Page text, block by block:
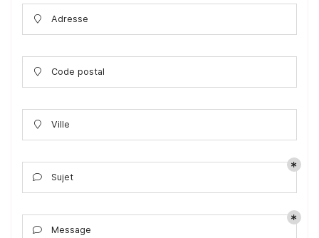
 Adresse
 Code postal
 Ville
 Sujet
 Message